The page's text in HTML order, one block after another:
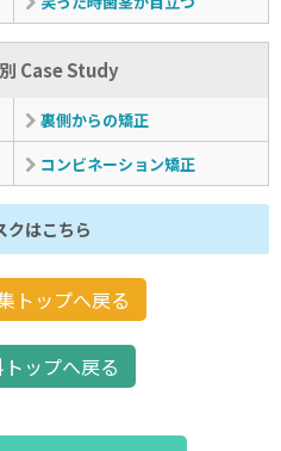
Case Study
裏側からの矯正
コンビネーション矯正
クはこちら
トップへ戻る
ップへ戻る